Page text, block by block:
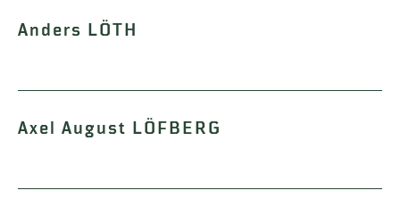
Anders LÖTH
Axel August LÖFBERG